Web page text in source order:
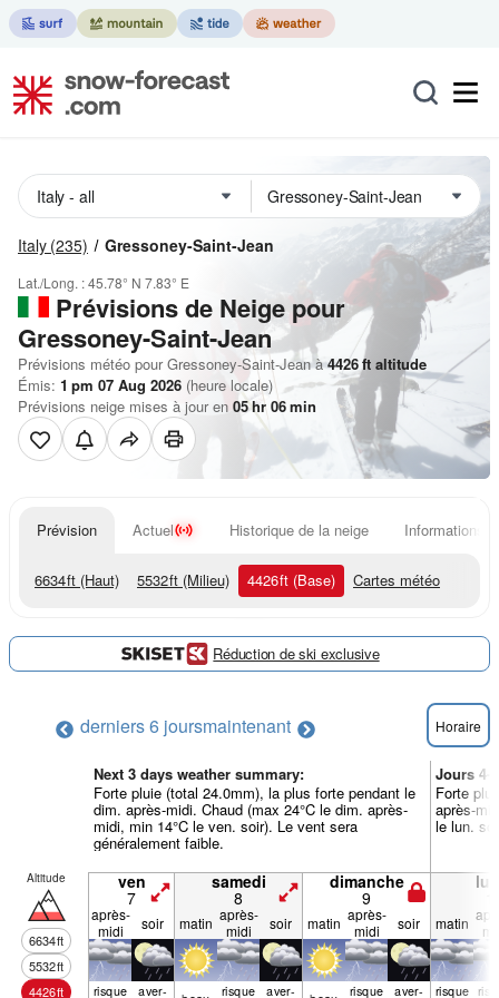
Italy (235) Gressoney-Saint-Jean
Lat./Long. :45.78° N 7.83° E
Prévisions de Neige pour
Gressoney-Saint-Jean
Prévisions météo pour Gressoney-Saint-Jean à 4426ft altitude
Émis: 1 pm 07 Aug 2026 (heure locale)
Prévisions neige mises à jour en 05hr06min
Prévision Actuel Historique de la neige Informations
6634ft (Haut) 5532ft (Milieu) 4426ft (Base) Cartes météo
Réduction de ski exclusive
derniers 6 joursmaintenant Horaire
Next 3 days weather summary:
Forte pluie (total 24.0mm), la plus forte pendant le
dim. après-midi. Chaud (max 24°C le dim. après-
midi, min 14°C le ven. soir). Le vent sera
généralement faible.
Jours 4-
Forte
après-
le lun.
Altitude
6634ft
5532ft
4426ft
ven
7
samedi
8
dimanche
9
après-
midi
soir matin après-
midi
soir matin après-
midi
soir matin
risque aver­ risque aver­ risque aver­ risque